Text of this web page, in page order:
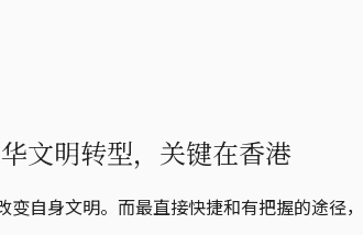
文明转型，关键在香港
自身文明。而最直接快捷和有把握的途径，